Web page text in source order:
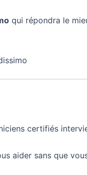
qui répondra le
certifiés
aider sans que